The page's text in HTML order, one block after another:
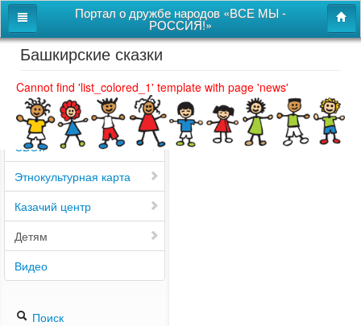
Портал о дружбе народов «ВСЕ МЫ -
РОССИЯ!»
Главная
Дом дружбы народов
Новости
СВОи
Этнокультурная карта
Казачий центр
Детям
Видео
Поиск
Башкирские сказки
Cannot find 'list_colored_1' template with page 'news'